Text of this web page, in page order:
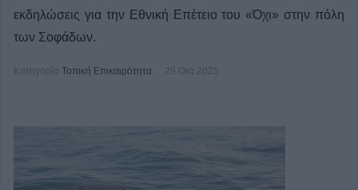
εκδηλώσεις για την Εθνική Επέτειο του «Όχι» στην πόλη
των Σοφάδων.
Κατηγορία Τοπική Επικαιρότητα 29 Οκτ 2025